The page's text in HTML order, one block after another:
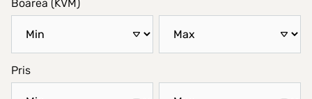
Boarea (KVM)
Pris